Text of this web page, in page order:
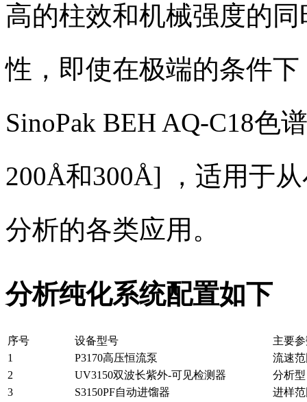
高的柱效和机械强度的
性，即使在极端的条件
SinoPak BEH AQ-C18色
200Å和300Å] ，适用于
分析的各类应用。
分析纯化系统配置如下
序号 设备型号
主要
1
P3170高压恒流泵
流速范
2
UV3150双波长紫外-可见检测器
分析型
3
S3150PF自动进馏器
进样